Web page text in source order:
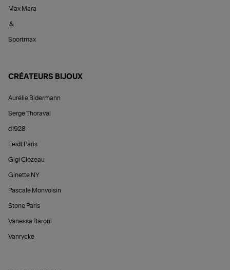
Max Mara
&
Sportmax
CRÉATEURS BIJOUX
Aurélie Bidermann
Serge Thoraval
d1928
Feidt Paris
Gigi Clozeau
Ginette NY
Pascale Monvoisin
Stone Paris
Vanessa Baroni
Vanrycke